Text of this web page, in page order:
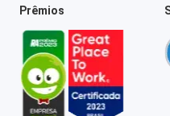
Prêmios